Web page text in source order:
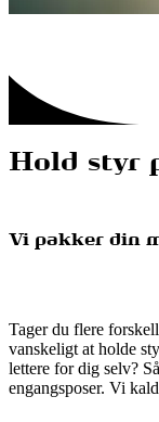
Hold styr
Vi pakker din
Tager du flere
vanskeligt at holde
lettere for dig selv?
engangsposer. Vi